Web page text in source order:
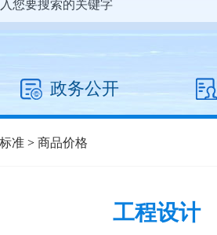
政务公开
准 >商品价格
工程设计